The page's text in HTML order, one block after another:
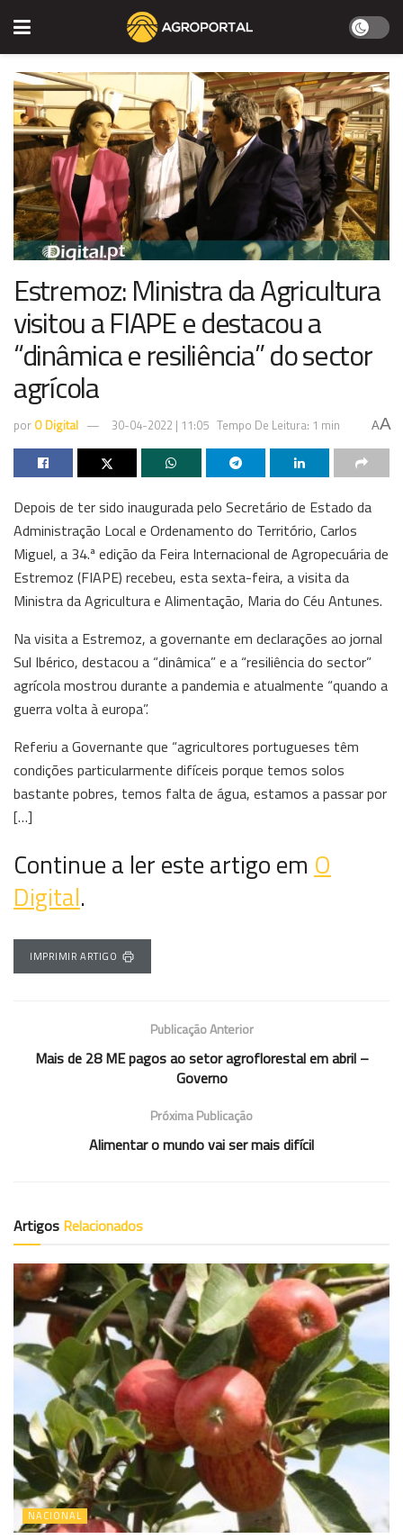
Estremoz: Ministra da Agricultura
visitou a FIAPE e destacou a
“dinâmica e resiliência” do sector
agrícola
por O Digital 30-04-2022 | 11:05 Tempo De Leitura: 1 min AA
Depois de ter sido inaugurada pelo Secretário de Estado da
Administração Local e Ordenamento do Território, Carlos
Miguel, a 34.ª edição da Feira Internacional de Agropecuária de
Estremoz (FIAPE) recebeu, esta sexta-feira, a visita da
Ministra da Agricultura e Alimentação, Maria do Céu Antunes.
Na visita a Estremoz, a governante em declarações ao jornal
Sul Ibérico, destacou a “dinâmica” e a “resiliência do sector”
agrícola mostrou durante a pandemia e atualmente “quando a
guerra volta à europa”.
Referiu a Governante que “agricultores portugueses têm
condições particularmente difíceis porque temos solos
bastante pobres, temos falta de água, estamos a passar por
[…]
Continue a ler este artigo emO
Digital.
IMPRIMIR ARTIGO
Publicação Anterior
Mais de 28 ME pagos ao setor agroflorestal em abril –
Governo
Próxima Publicação
Alimentar o mundo vai ser mais difícil
Artigos Relacionados
NACIONAL